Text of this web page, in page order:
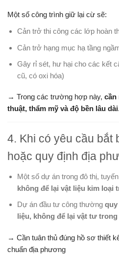
Một số công trình giữ lại cừ sẽ:
Cản trở thi công các lớp hoàn
Cản trở hạng mục hạ tầng
Gây rỉ sét, hư hại cho các kết
cũ, có oxi hóa)
→ Trong các trường hợp này, cần
thuật, thẩm mỹ và độ bền lâu dài.
4. Khi có yêu cầu bắt
hoặc quy định địa
Một số dự án trong đô thị,
không để lại vật liệu kim loại
Dự án đầu tư công thường quy
liệu, không để lại vật tư trong
→ Cần tuân thủ đúng hồ sơ thiết
chuẩn địa phương